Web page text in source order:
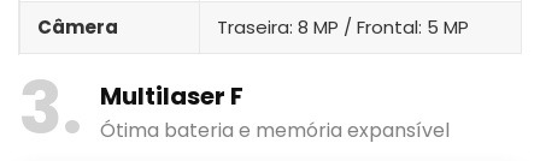
Câmera Traseira: 8 MP / Frontal: 5 MP
3 Multilaser F
Ótima bateria e memória expansível